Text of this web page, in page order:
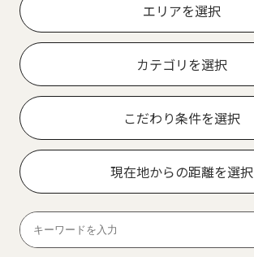
エリアを選択
カテゴリを選択
こだわり条件を選択
現在地からの距離を選択